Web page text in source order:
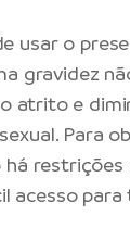
usar o
gravidez
atrito e
Para
acesso para